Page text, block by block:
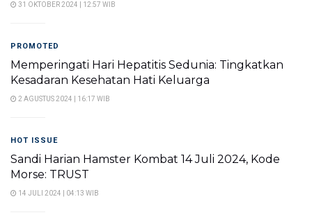
31 OKTOBER 2024 | 12:57 WIB
PROMOTED
Memperingati Hari Hepatitis Sedunia: Tingkatkan
Kesadaran Kesehatan Hati Keluarga
2 AGUSTUS 2024 | 16:17 WIB
HOT ISSUE
Sandi Harian Hamster Kombat 14 Juli 2024, Kode
Morse: TRUST
14 JULI 2024 | 04:13 WIB